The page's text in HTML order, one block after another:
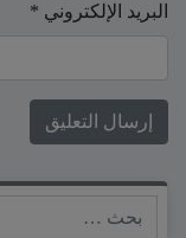
البريد الإلكتروني *